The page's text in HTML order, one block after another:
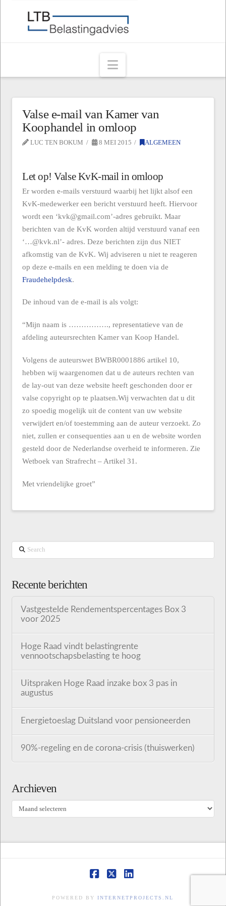
Navigation
Valse e-mail van Kamer van
Koophandel in omloop
LUC TEN BOKUM 8 MEI 2015 ALGEMEEN
Let op! Valse KvK-mail in omloop
Er worden e-mails verstuurd waarbij het lijkt alsof een
KvK-medewerker een bericht verstuurd heeft. Hiervoor
wordt een ‘kvk@gmail.com’-adres gebruikt. Maar
berichten van de KvK worden altijd verstuurd vanaf een
‘…@kvk.nl’- adres. Deze berichten zijn dus NIET
afkomstig van de KvK. Wij adviseren u niet te reageren
op deze e-mails en een melding te doen via de
Fraudehelpdesk.
De inhoud van de e-mail is als volgt:
“Mijn naam is ……………., representatieve van de
afdeling auteursrechten Kamer van Koop Handel.
Volgens de auteurswet BWBR0001886 artikel 10,
hebben wij waargenomen dat u de auteurs rechten van
de lay-out van deze website heeft geschonden door er
valse copyright op te plaatsen.Wij verwachten dat u dit
zo spoedig mogelijk uit de content van uw website
verwijdert en/of toestemming aan de auteur verzoekt. Zo
niet, zullen er consequenties aan u en de website worden
gesteld door de Nederlandse overheid te informeren. Zie
Wetboek van Strafrecht – Artikel 31.
Met vriendelijke groet”
Search
Recente berichten
Vastgestelde Rendementspercentages Box 3
voor 2025
Hoge Raad vindt belastingrente
vennootschapsbelasting te hoog
Uitspraken Hoge Raad inzake box 3 pas in
augustus
Energietoeslag Duitsland voor pensioneerden
90%-regeling en de corona-crisis (thuiswerken)
Archieven
Archieven
POWERED BY INTERNETPROJECTS.NL